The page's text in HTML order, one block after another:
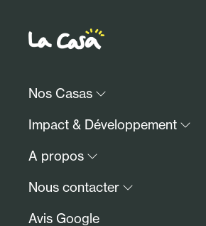
Nos Casas
Paris & Ile-de-France
Fontainebleau
Communauté
Impact & Développement
Notre impact ESG
A propos
Qui sommes-nous ?
Nous contacter
Avis Google